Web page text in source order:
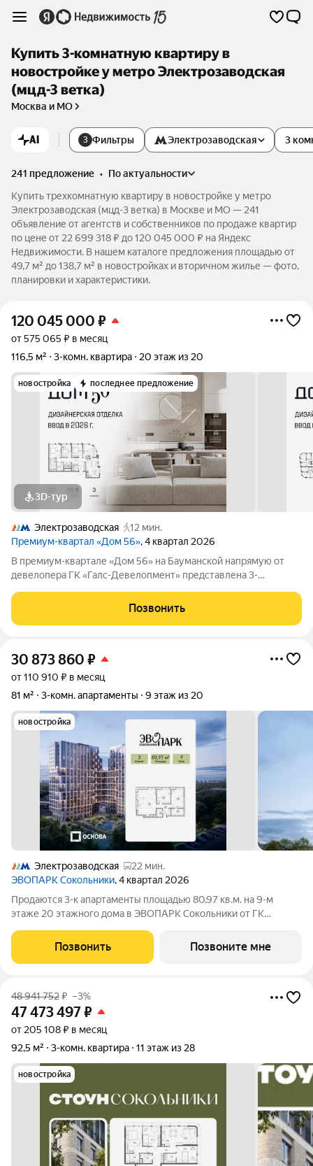
Купить 3-комнатную квартиру в
новостройке у метро Электрозаводская
(мцд-3 ветка)
Москва и МО
AI 3 Фильтры Электрозаводская 3
241 предложение •
по актуальности
Купить трехкомнатную квартиру в новостройке у метро
Электрозаводская (мцд-3 ветка) в Москве и МО — 241
объявление от агентств и собственников по продаже квартир
по цене от 22 699 318 ₽ до 120 045 000 ₽ на Яндекс
Недвижимости. В нашем каталоге предложения площадью от
49,7 м² до 138,7 м² в новостройках и вторичном жилье — фото,
планировки и характеристики.
120 045 000 ₽
от 575 065 ₽ в месяц
116,5 м²
3-комн. квартира 20 этаж из 20
новостройка последнее предложение
3D-тур
Электрозаводская
12 мин.
Премиум-квартал «Дом 56», 4 квартал 2026
В премиум-квартале «Дом 56» на Бауманской напрямую от
девелопера ГК «Галс-Девелопмент» представлена 3-
Квартира с качественной отделкой в одном из двух вариантов
- Smart White и Casual Grey.
Позвонить
30 873 860 ₽
от 110 910 ₽ в месяц
81 м²
3-комн. апартаменты 9 этаж из 20
новостройка
Электрозаводская
22 мин.
ЭВОПАРК Сокольники, 4 квартал 2026
Продаются 3-к апартаменты площадью 80.97 кв.м. на 9-м
этаже 20 этажного дома в ЭВОПАРК Сокольники от ГК
историческом районе Преображенское, в 300 метрах от парка
Сокольники. "ЭВОПАРК Сокольники" расположен на
Позвонить Позвоните мне
48 941 752₽ –3%
47 473 497₽
от 205 108 ₽ в месяц
92,5 м²
3-комн. квартира 11 этаж из 28
новостройка